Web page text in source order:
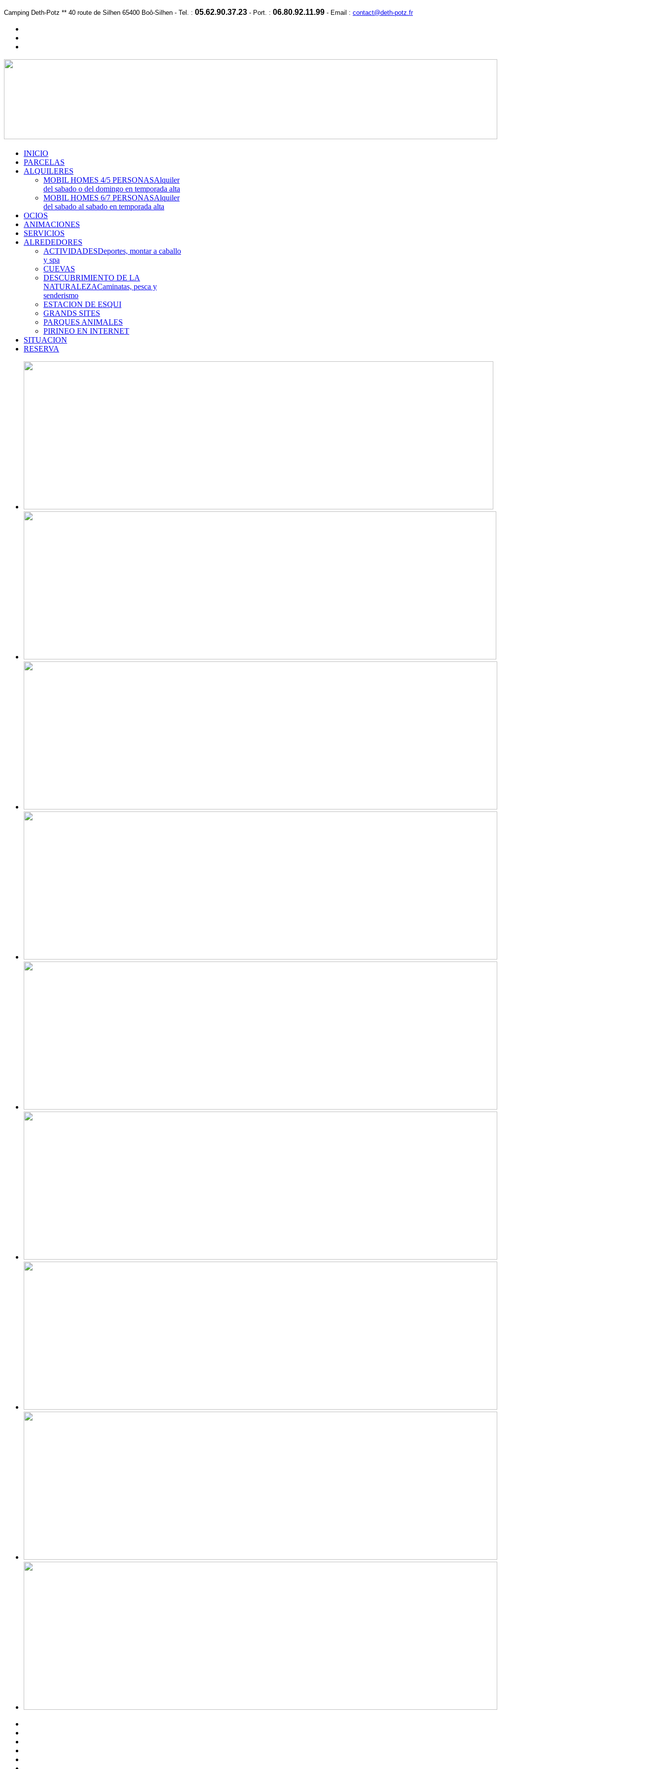
Camping Deth-Potz ** 40 route de Silhen 65400 Boô-Silhen - Te l. : 05.62.90.37.23 - Port. : 06.80.92.11.99 - Email : contact@deth-potz.fr
INICIO
PARCELAS
ALQUILERES
MOBIL HOMES 4/5 PERSONASAlquiler
del sabado o del domingo en temporada alta
MOBIL HOMES 6/7 PERSONASAlquiler
del sabado al sabado en temporada alta
OCIOS
ANIMACIONES
SERVICIOS
ALREDEDORES
ACTIVIDADESDeportes, montar a caballo
y spa
CUEVAS
DESCUBRIMIENTO DE LA
NATURALEZACaminatas, pesca y
senderismo
ESTACION DE ESQUI
GRANDS SITES
PARQUES ANIMALES
PIRINEO EN INTERNET
SITUACION
RESERVA